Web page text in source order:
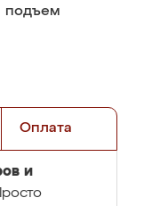
подъем
Оплата
и